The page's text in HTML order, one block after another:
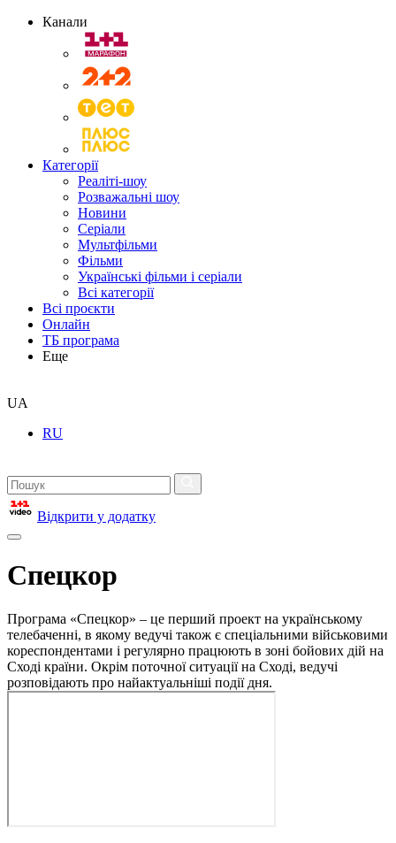
Канали
Категорії
Реаліті-шоу
Розважальні шоу
Новини
Серіали
Мультфільми
Фільми
Українські фільми і серіали
Всі категорії
Всі проєкти
Онлайн
ТБ програма
Еще
UA
RU
Відкрити у додатку
Спецкор
Програма «Спецкор» – це перший проект на українському
телебаченні, в якому ведучі також є спеціальними військовими
кореспондентами і регулярно працюють в зоні бойових дій на
Сході країни. Окрім поточної ситуації на Сході, ведучі
розповідають про найактуальніші події дня.